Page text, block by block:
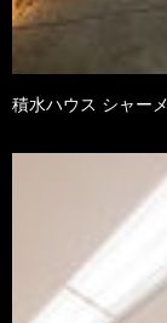
積水ハウス シャー